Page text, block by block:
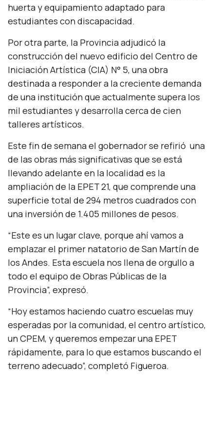
huerta y equipamiento adaptado para
estudiantes con discapacidad.
Por otra parte, la Provincia adjudicó la
construcción del nuevo edificio del Centro de
Iniciación Artística (CIA) N° 5, una obra
destinada a responder a la creciente demanda
de una institución que actualmente supera los
mil estudiantes y desarrolla cerca de cien
talleres artísticos.
Este fin de semana el gobernador se refirió una
de las obras más significativas que se está
llevando adelante en la localidad es la
ampliación de la EPET 21, que comprende una
superficie total de 294 metros cuadrados con
una inversión de 1.405 millones de pesos.
“Este es un lugar clave, porque ahí vamos a
emplazar el primer natatorio de San Martín de
los Andes. Esta escuela nos llena de orgullo a
todo el equipo de Obras Públicas de la
Provincia”, expresó.
“Hoy estamos haciendo cuatro escuelas muy
esperadas por la comunidad, el centro artístico,
un CPEM, y queremos empezar una EPET
rápidamente, para lo que estamos buscando el
terreno adecuado”, completó Figueroa.